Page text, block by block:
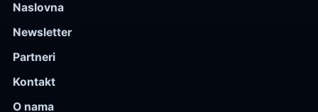
Naslovna
Newsletter
Partneri
Kontakt
O nama